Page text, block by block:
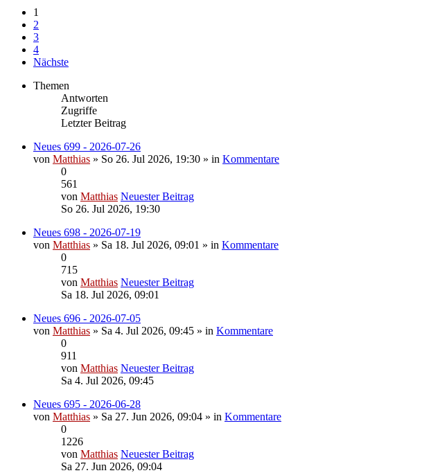
1
2
3
4
Nächste
Themen
Antworten
Zugriffe
Letzter Beitrag
Neues 699 - 2026-07-26
von Matthias » So 26. Jul 2026, 19:30 » in Kommentare
0
561
von Matthias Neuester Beitrag
So 26. Jul 2026, 19:30
Neues 698 - 2026-07-19
von Matthias » Sa 18. Jul 2026, 09:01 » in Kommentare
0
715
von Matthias Neuester Beitrag
Sa 18. Jul 2026, 09:01
Neues 696 - 2026-07-05
von Matthias » Sa 4. Jul 2026, 09:45 » in Kommentare
0
911
von Matthias Neuester Beitrag
Sa 4. Jul 2026, 09:45
Neues 695 - 2026-06-28
von Matthias » Sa 27. Jun 2026, 09:04 » in Kommentare
0
1226
von Matthias Neuester Beitrag
Sa 27. Jun 2026, 09:04